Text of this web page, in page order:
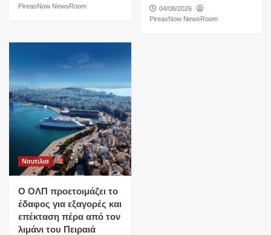
PireasNow NewsRoom
04/08/2026
PireasNow NewsRoom
Ναυτιλια
O ΟΛΠ προετοιμάζει το
έδαφος για εξαγορές και
επέκταση πέρα από τον
λιμάνι του Πειραιά